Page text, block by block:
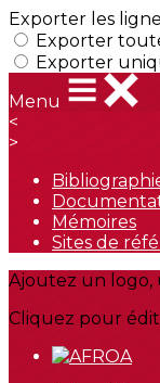
Exporter les
Exporter
Exporter
Menu
<
>
Mémoires
Sites de
Ajoutez un logo,
Cliquez pour